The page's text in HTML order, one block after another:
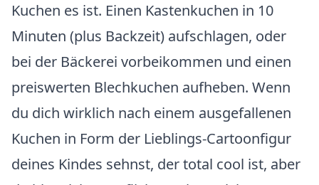
Kuchen es ist. Einen Kastenkuchen in 10
Minuten (plus Backzeit) aufschlagen, oder
bei der Bäckerei vorbeikommen und einen
preiswerten Blechkuchen aufheben. Wenn
du dich wirklich nach einem ausgefallenen
Kuchen in Form der Lieblings-Cartoonfigur
deines Kindes sehnst, der total cool ist, aber